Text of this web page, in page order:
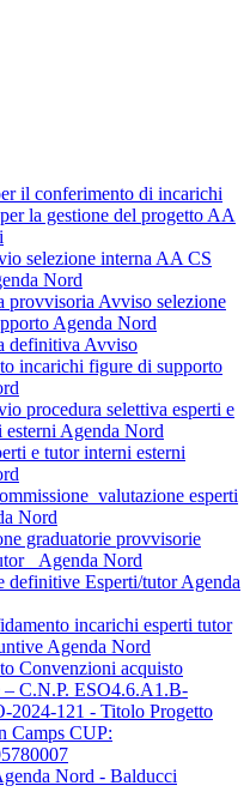
il conferimento di incarichi
la gestione del progetto AA
selezione interna AA CS
Nord
provvisoria Avviso selezione
Agenda Nord
definitiva Avviso
incarichi figure di supporto
procedura selettiva esperti e
esterni Agenda Nord
e tutor interni esterni
esperti
Nord
graduatorie provvisorie
_Agenda Nord
definitive Esperti/tutor Agenda
incarichi esperti tutor
Agenda Nord
Convenzioni acquisto
– C.N.P. ESO4.6.A1.B-
2024-121 - Titolo Progetto
Camps CUP:
Nord - Balducci